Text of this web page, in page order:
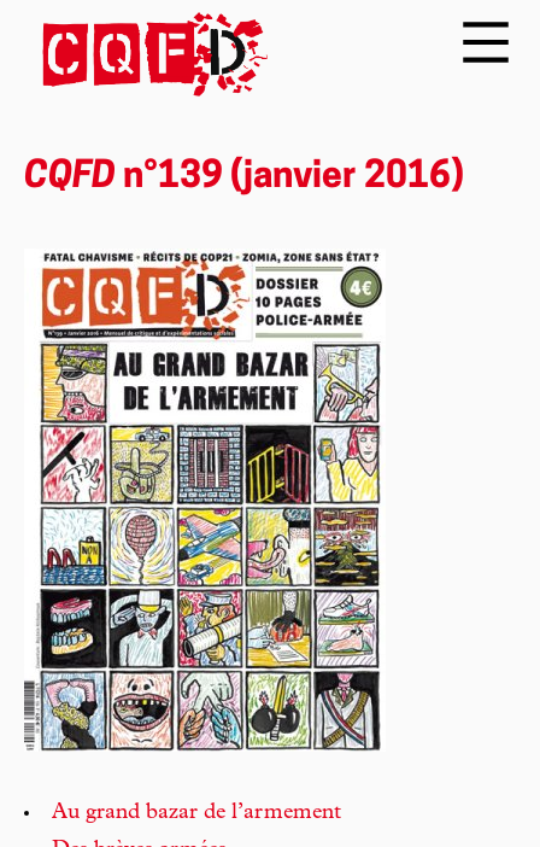
CQFD n°139 (janvier 2016)
Au grand bazar de l’armement